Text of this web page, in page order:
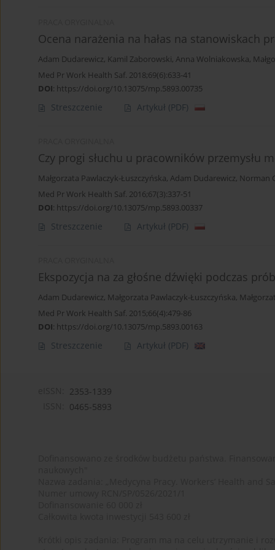
Ocena narażenia na hałas na stanowiskach
Adam Dudarewicz, Kamil Zaborowski, Anna Wolniakowska,
Med Pr Work Health Saf. 2018;69(6):633-41
DOI: https://doi.org/10.13075/mp.5893.00735
Streszczenie Artykuł (PDF)
Czy progi słuchu u pracowników przemysłu
Małgorzata Pawlaczyk-Łuszczyńska, Adam Dudarewicz, Norman
Med Pr Work Health Saf. 2016;67(3):337-51
DOI: https://doi.org/10.13075/mp.5893.00337
Streszczenie Artykuł (PDF)
Ekspozycja na za głośne dźwięki podczas
Adam Dudarewicz, Małgorzata Pawlaczyk-Łuszczyńska,
Med Pr Work Health Saf. 2015;66(4):479-86
DOI: https://doi.org/10.13075/mp.5893.00163
Streszczenie Artykuł (PDF)
2353-1339
0465-5893